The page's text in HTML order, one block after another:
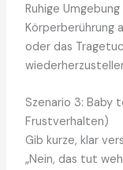
Ruhige
Körperberührung
oder das
Szenario 3: Baby
Frustverhalten)
Gib kurze, klar
„Nein, das tut